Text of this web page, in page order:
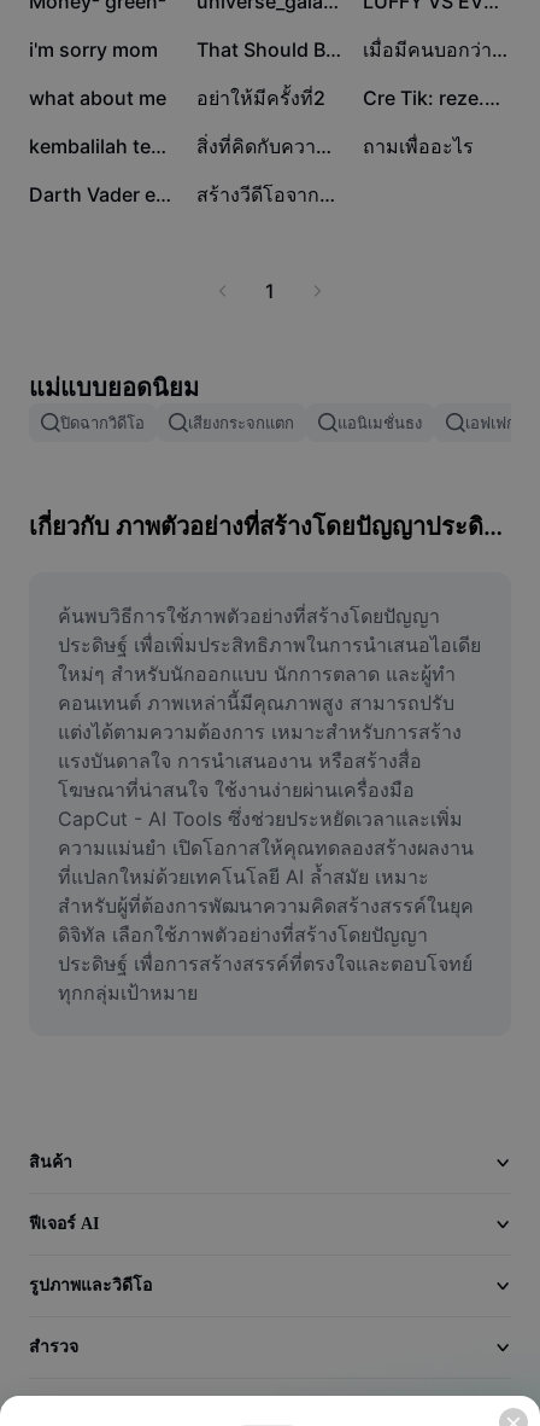
ผสานรูปภาพ
ปรับขนาดรูปภาพ
เครื่องมือสร้างมีม
AI Text Remover
AI People Remover
AI Inpainting
Face Cutout
วิดีโอ
ลบพื้นหลังวิดีโอ
ปรับปรุงคุณภาพ
เพิ่มคำบรรยายในวิดีโอ
เกี่ยวกับเงื่อนไขการใช้บริการของ CapCut
Dreamina Seedance 2.0 Launch
7K
i'm sorry mom 6.2K That Should Be Me 3.9K เมื่อมีคนบอกว่างานคุณสบาย
2.5K
what about me 2.3K
อย่าให้มีครั้งที่2 933 Cre Tik: reze.0610
476 kembalilah temanku 471 สิ่งที่คิดกับความเป็นจริง 358
ถามเพื่ออะไร
292 Darth Vader edit 288 สร้างวีดีโอจากภาพ
1
แม่แบบยอดนิยม
ปิดฉากวิดีโอ เสียงกระจกแตก แอนิเมชั่นธง เอฟเฟกต์
เกี่ยวกับ ภาพตัวอย่างที่สร้างโดยปัญญาประดิษฐ์
ค้นพบวิธีการใช้ภาพตัวอย่างที่สร้างโดยปัญญา
ประดิษฐ์ เพื่อเพิ่มประสิทธิภาพในการนำเสนอไอเดีย
ใหม่ๆ สำหรับนักออกแบบ นักการตลาด และผู้ทำ
คอนเทนต์ ภาพเหล่านี้มีคุณภาพสูง สามารถปรับ
แต่งได้ตามความต้องการ เหมาะสำหรับการสร้าง
แรงบันดาลใจ การนำเสนองาน หรือสร้างสื่อ
โฆษณาที่น่าสนใจ ใช้งานง่ายผ่านเครื่องมือ
CapCut - AI Tools ซึ่งช่วยประหยัดเวลาและเพิ่ม
ความแม่นยำ เปิดโอกาสให้คุณทดลองสร้างผลงาน
ที่แปลกใหม่ด้วยเทคโนโลยี AI ล้ำสมัย เหมาะ
สำหรับผู้ที่ต้องการพัฒนาความคิดสร้างสรรค์ในยุค
ดิจิทัล เลือกใช้ภาพตัวอย่างที่สร้างโดยปัญญา
ประดิษฐ์ เพื่อการสร้างสรรค์ที่ตรงใจและตอบโจทย์
ทุกกลุ่มเป้าหมาย
สินค้า
ฟีเจอร์ AI
รูปภาพและวิดีโอ
สำรวจ